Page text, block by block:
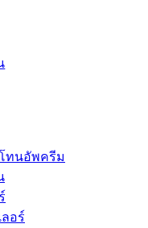
รับผิวหน้า
ชั่น
ำรุงผิวหน้า
บำรุงผิวหน้า
ผิวรอบดวงตา
ทนอัพครีม
อร์